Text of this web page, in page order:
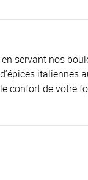
servant nos
italiennes
confort de votre